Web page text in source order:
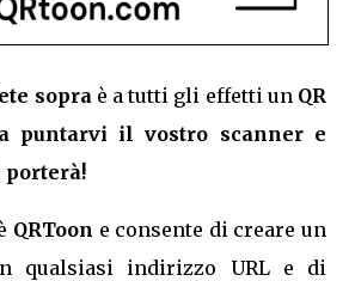
sopraè a tutti gli effetti un QR
a puntarvi il vostro scanner e
porterà!
QRToon e consente di creare un
qualsiasi indirizzo URL e di